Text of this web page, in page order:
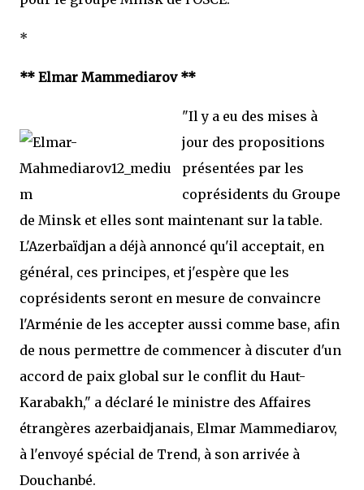
*
** Elmar Mammediarov **
"Il y a eu des mises à
jour des propositions
présentées par les
coprésidents du Groupe
de Minsk et elles sont maintenant sur la table.
L'Azerbaïdjan a déjà annoncé qu'il acceptait, en
général, ces principes, et j'espère que les
coprésidents seront en mesure de convaincre
l'Arménie de les accepter aussi comme base, afin
de nous permettre de commencer à discuter d'un
accord de paix global sur le conflit du Haut-
Karabakh," a déclaré le ministre des Affaires
étrangères azerbaidjanais, Elmar Mammediarov,
à l'envoyé spécial de Trend, à son arrivée à
Douchanbé.